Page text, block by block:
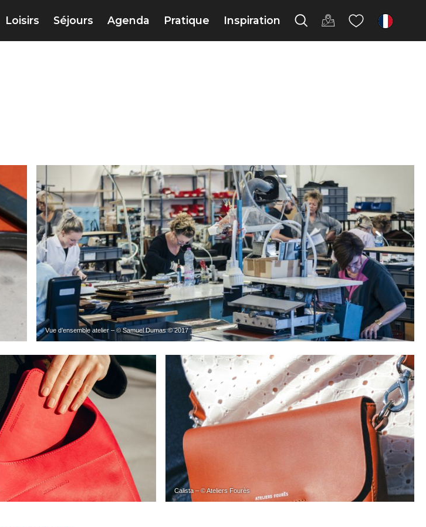
Loisirs Séjours Agenda Pratique Inspiration fr
Vue d’ensemble atelier – © Samuel Dumas © 2017
Calista – © Ateliers Fourès